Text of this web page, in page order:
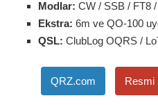
Modlar: CW / SSB / FT8
Ekstra: 6m ve QO-100
QSL: ClubLog OQRS /
QRZ.com Resmi